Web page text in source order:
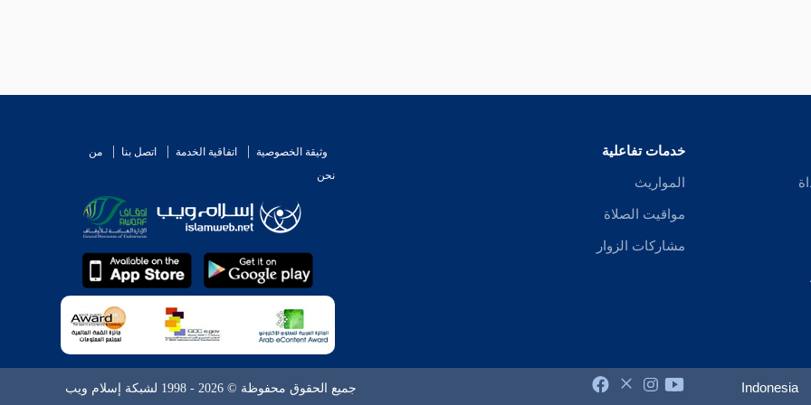
خدمات تفاعلية
المواريث
مواقيت الصلاة
مشاركات الزوار
وثيقة الخصوصية اتفاقية الخدمة اتصل بنا
من
نحن
Indonesia جميع الحقوق محفوظة © 2026 - 1998 لشبكة إسلام ويب